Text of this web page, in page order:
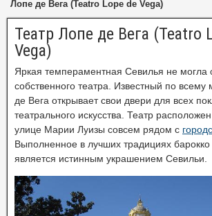
Лопе де Вега (Teatro Lope de Vega)
Театр Лопе де Вега (Teatro
Vega)
Яркая темпераментная Севилья не могла
собственного театра. Известный по всему
де Вега открывает свои двери для всех
театрального искусства. Театр
улице Марии Луизы совсем рядом с
Выполненное в лучших традициях барокко
является истинным украшением Севильи.